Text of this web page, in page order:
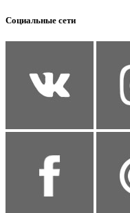
Социальные сети